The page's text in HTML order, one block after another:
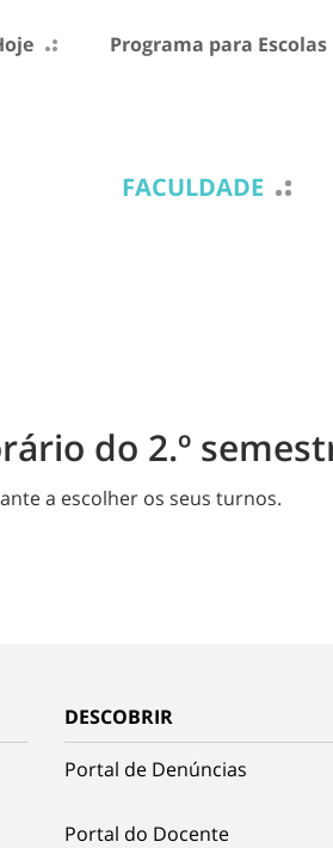
Programa para Escolas
FACULDADE
do 2.º
a escolher os seus turnos.
DESCOBRIR
Portal de Denúncias
Portal do Docente